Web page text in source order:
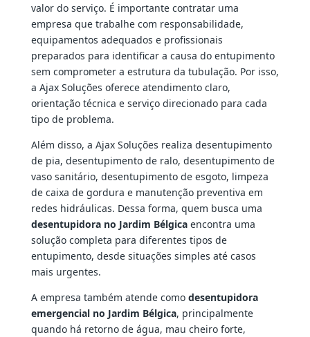
valor do serviço. É importante contratar uma
empresa que trabalhe com responsabilidade,
equipamentos adequados e profissionais
preparados para identificar a causa do entupimento
sem comprometer a estrutura da tubulação. Por isso,
a Ajax Soluções oferece atendimento claro,
orientação técnica e serviço direcionado para cada
tipo de problema.
Além disso, a Ajax Soluções realiza desentupimento
de pia, desentupimento de ralo, desentupimento de
vaso sanitário, desentupimento de esgoto, limpeza
de caixa de gordura e manutenção preventiva em
redes hidráulicas. Dessa forma, quem busca uma
desentupidora no Jardim Bélgicaencontra uma
solução completa para diferentes tipos de
entupimento, desde situações simples até casos
mais urgentes.
A empresa também atende como desentupidora
emergencial no Jardim Bélgica, principalmente
quando há retorno de água, mau cheiro forte,